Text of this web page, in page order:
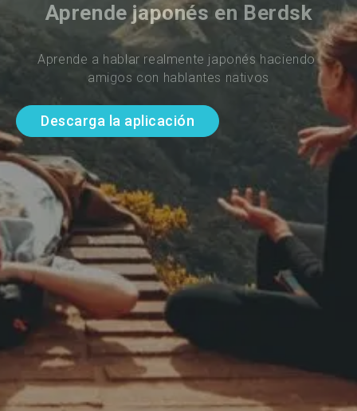
Aprende japonés en Berdsk
Aprende a hablar realmente japonés haciendo
amigos con hablantes nativos
Descarga la aplicación